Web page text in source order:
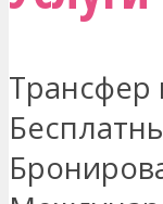
Трансфер